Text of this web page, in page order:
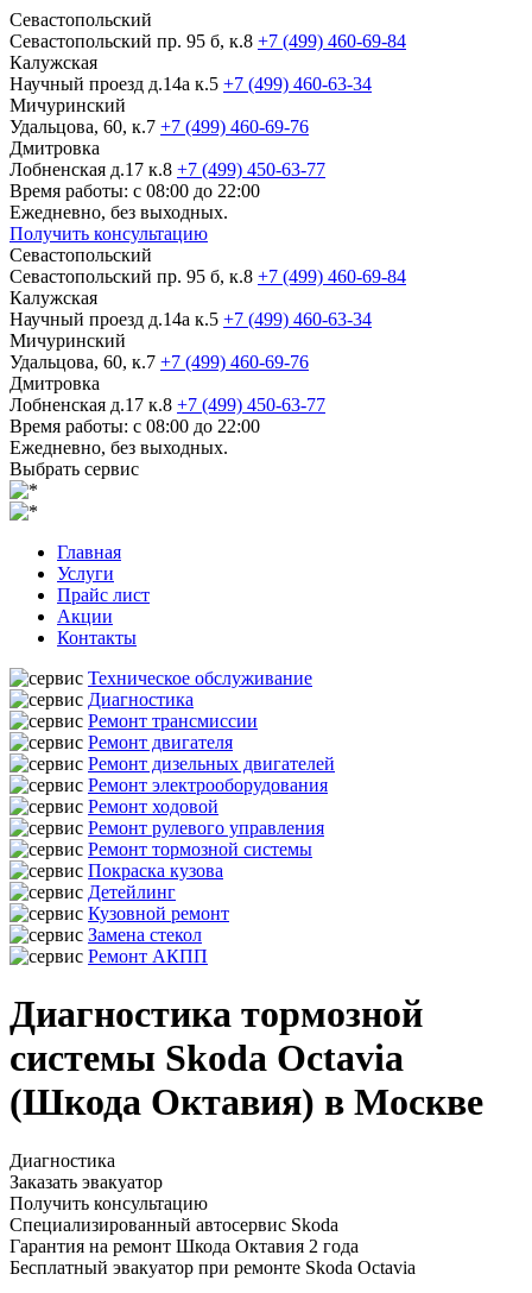
Севастопольский
Севастопольский пр. 95 б, к.8 +7 (499) 460-69-84
Калужская
Научный проезд д.14а к.5 +7 (499) 460-63-34
Мичуринский
Удальцова, 60, к.7 +7 (499) 460-69-76
Дмитровка
Лобненская д.17 к.8 +7 (499) 450-63-77
Время работы: с 08:00 до 22:00
Ежедневно, без выходных.
Получить консультацию
Севастопольский
Севастопольский пр. 95 б, к.8 +7 (499) 460-69-84
Калужская
Научный проезд д.14а к.5 +7 (499) 460-63-34
Мичуринский
Удальцова, 60, к.7 +7 (499) 460-69-76
Дмитровка
Лобненская д.17 к.8 +7 (499) 450-63-77
Время работы: с 08:00 до 22:00
Ежедневно, без выходных.
Выбрать сервис
Главная
Услуги
Прайс лист
Акции
Контакты
Техническое обслуживание
Диагностика
Ремонт трансмиссии
Ремонт двигателя
Ремонт дизельных двигателей
Ремонт электрооборудования
Ремонт ходовой
Ремонт рулевого управления
Ремонт тормозной системы
Покраска кузова
Детейлинг
Кузовной ремонт
Замена стекол
Ремонт АКПП
Диагностика тормозной
системы Skoda Octavia
(Шкода Октавия) в Москве
Диагностика
Заказать эвакуатор
Получить консультацию
Специализированный автосервис Skoda
Гарантия на ремонт Шкода Октавия 2 года
Бесплатный эвакуатор при ремонте Skoda Octavia